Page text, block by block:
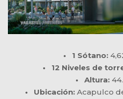
• 1 Sótano:
• 12 Niveles de
• Altura:
• Ubicación:Acapulco